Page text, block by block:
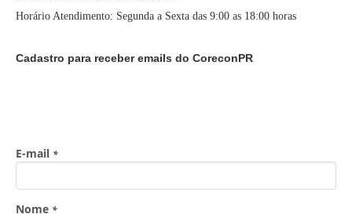
Horário Atendimento: Segunda a Sexta das 9:00 as 18:00 horas
Cadastro para receber emails do CoreconPR